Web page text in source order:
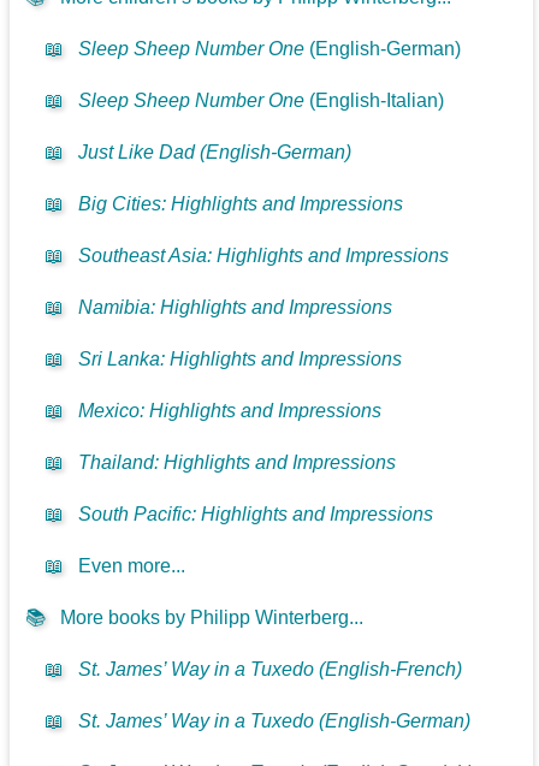
📖 Sleep Sheep Number One (English-German)
📖 Sleep Sheep Number One (English-Italian)
📖 Just Like Dad (English-German)
📖 Big Cities: Highlights and Impressions
📖 Southeast Asia: Highlights and Impressions
📖 Namibia: Highlights and Impressions
📖 Sri Lanka: Highlights and Impressions
📖 Mexico: Highlights and Impressions
📖 Thailand: Highlights and Impressions
📖 South Pacific: Highlights and Impressions
📖 Even more...
📚 More books by Philipp Winterberg...
📖 St. James’ Way in a Tuxedo (English-French)
📖 St. James’ Way in a Tuxedo (English-German)